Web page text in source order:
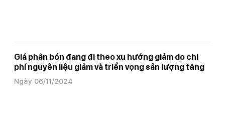
Giá phân bón đang đi theo xu hướng giảm do chi
phí nguyên liệu giảm và triển vọng sản lượng tăng
Ngày 06/11/2024